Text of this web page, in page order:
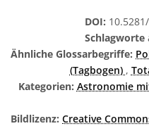
DOI:
Schlagworte
Ähnliche Glossarbegriffe:
(Tagbogen) ,
Kategorien: Astronomie
Bildlizenz: Creative